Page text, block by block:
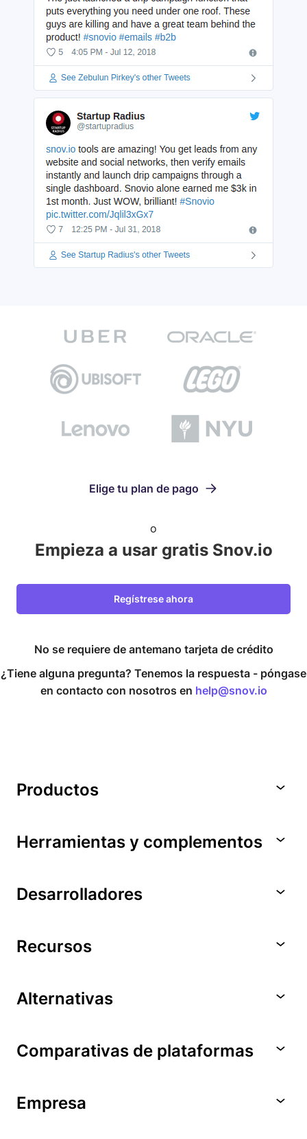
Elige tu plan de pago
o
Empieza a usar gratis Snov.io
Regístrese ahora
No se requiere de antemano tarjeta de crédito
¿Tiene alguna pregunta? Tenemos la respuesta - póngase
en contacto con nosotros en help@snov.io
Productos
Herramientas y complementos
Desarrolladores
Recursos
Alternativas
Comparativas de plataformas
Empresa